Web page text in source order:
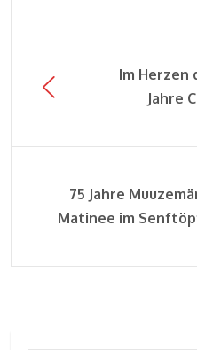
Im Herzen
Jahre
75 Jahre
Matinee im